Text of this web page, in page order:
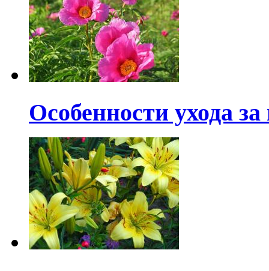
Особенности ухода